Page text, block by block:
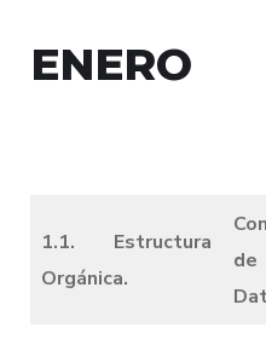
ENERO
1.1. Estructura
Orgánica.
de